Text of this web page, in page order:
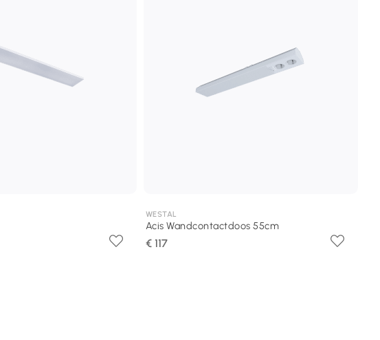
WESTAL
Acis Wandcontactdoos 55cm
€ 117